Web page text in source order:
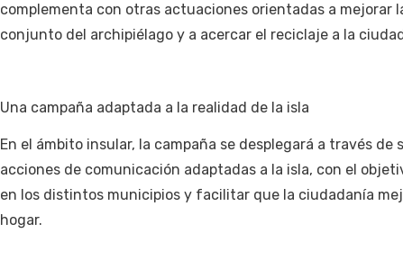
complementa con otras actuaciones orientadas a mejorar
conjunto del archipiélago y a acercar el reciclaje a la
Una campaña adaptada a la realidad de la isla
En el ámbito insular, la campaña se desplegará a través
acciones de comunicación adaptadas a la isla, con el
en los distintos municipios y facilitar que la ciudadanía
hogar.